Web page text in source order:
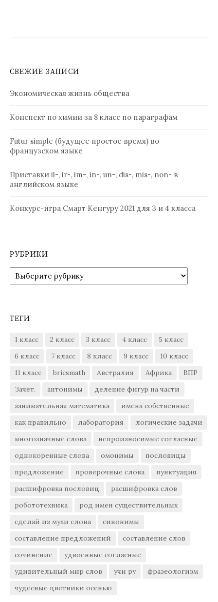
СВЕЖИЕ ЗАПИСИ
Экономическая жизнь общества
Конспект по химии за 8 класс по параграфам
Futur simple (будущее простое время) во
французском языке
Приставки il-, ir-, im-, in-, un-, dis-, mis-, non- в
английском языке
Конкурс-игра Смарт Кенгуру 2021 для 3 и 4 класса
РУБРИКИ
Рубрики
ТЕГИ
1 класс 2 класс 3 класс 4 класс
5 класс
6 класс
7 класс 8 класс 9 класс
10 класс
11 класс
bricsmath Австралия Африка
ВПР
Зачёт.
антонимы
деление фигур на части
занимательная математика
имена собственные
как правильно
лаборатория
логические задачи
многозначные слова
непроизносимые согласные
однокоренные слова
омонимы
пословицы
предложение
проверочные слова
пунктуация
расшифровка пословиц
расшифровка слов
робототехника
род имен существительных
сделай из мухи слона
синонимы
составление предложений
составление слов
сочинение
удвоенные согласные
удивительный мир слов
учи ру
фразеологизм
чудесные цветники осенью